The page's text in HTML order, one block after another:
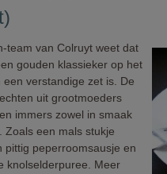
team van Colruyt weet dat
gouden klassieker op het
een verstandige zet is. De
uit grootmoeders
immers zowel in smaak
Zoals een mals stukje
pittig peperroomsausje en
knolselderpuree. Meer